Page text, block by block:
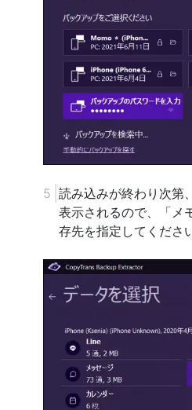
読み込みが終わり次第
表示されるので、「メ
存先を指定してくださ